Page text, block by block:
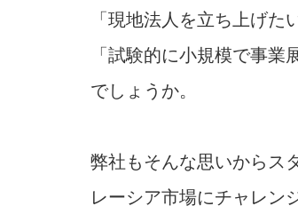
「現地法人を立ち上げた
「試験的に小規模で事
でしょうか。
弊社もそんな思いからス
レーシア市場にチャレン